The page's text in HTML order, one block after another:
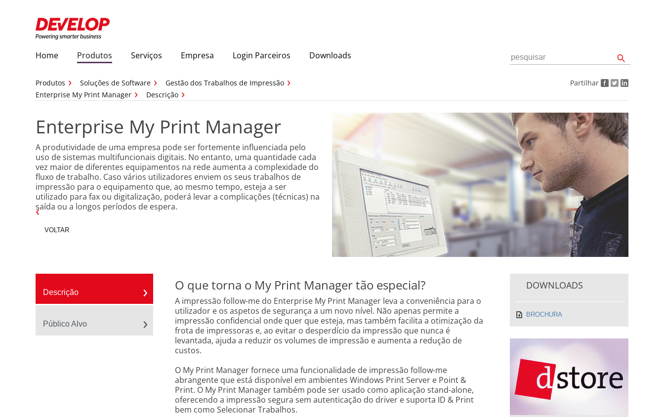
Home Produtos Serviços Empresa Login Parceiros Downloads
Produtos Soluções de Software
Gestão dos Trabalhos de Impressão
Enterprise My Print Manager
Descrição
Partilhar
Enterprise My Print Manager
A produtividade de uma empresa pode ser fortemente influenciada pelo
uso de sistemas multifuncionais digitais. No entanto, uma quantidade cada
vez maior de diferentes equipamentos na rede aumenta a complexidade do
fluxo de trabalho. Caso vários utilizadores enviem os seus trabalhos de
impressão para o equipamento que, ao mesmo tempo, esteja a ser
utilizado para fax ou digitalização, poderá levar a complicações (técnicas) na
saída ou a longos períodos de espera.
VOLTAR
Descrição
Público Alvo
O que torna o My Print Manager tão especial?
A impressão follow-me do Enterprise My Print Manager leva a conveniência para o
utilizador e os aspetos de segurança a um novo nível. Não apenas permite a
impressão confidencial onde quer que esteja, mas também facilita a otimização da
frota de impressoras e, ao evitar o desperdício da impressão que nunca é
levantada, ajuda a reduzir os volumes de impressão e aumenta a redução de
custos.
O My Print Manager fornece uma funcionalidade de impressão follow-me
abrangente que está disponível em ambientes Windows Print Server e Point &
Print. O My Print Manager também pode ser usado como aplicação stand-alone,
oferecendo a impressão segura sem autenticação do driver e suporta ID & Print
bem como Selecionar Trabalhos.
DOWNLOADS
BROCHURA